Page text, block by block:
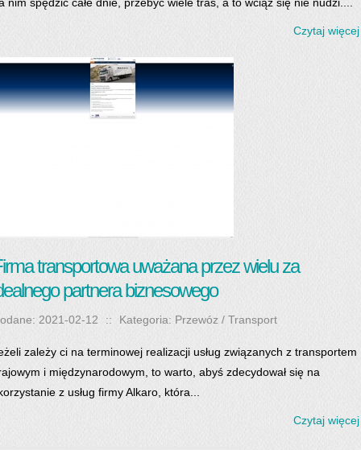
nim spędzić całe dnie, przebyć wiele tras, a to wciąż się nie nudzi....
Czytaj
transportowa uważana przez wielu za
partnera biznesowego
2021-02-12 :: Kategoria: Przewóz / Transport
zależy ci na terminowej realizacji usług związanych z transportem
i międzynarodowym, to warto, abyś zdecydował się na
z usług firmy Alkaro, która...
Czytaj